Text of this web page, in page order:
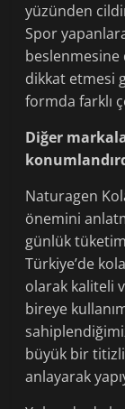
yüzünden
Spor
beslenmesine
dikkat etmesi
formda farklı
Diğer
Naturagen
önemini
günlük
Türkiye’de
olarak kaliteli
bireye
büyük bir
anlayarak